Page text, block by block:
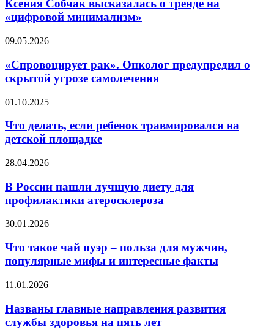
тренде
«цифровой
Ксения Собчак высказалась о тренде на
«цифровой минимализм»
«Спровоцирует
Онколог
предупредил
о
угрозе
09.05.2026
«Спровоцирует рак». Онколог предупредил о
скрытой угрозе самолечения
Что
если
ребенок
травмировался
детской
01.10.2025
Что делать, если ребенок травмировался на
детской площадке
В
нашли
лучшую
диету
профилактики
28.04.2026
В России нашли лучшую диету для
профилактики атеросклероза
Что
чай
пуэр
–
для
популярные
мифы
30.01.2026
Что такое чай пуэр – польза для мужчин,
популярные мифы и интересные факты
Названы
направления
развития
службы
11.01.2026
Названы главные направления развития
службы здоровья на пять лет